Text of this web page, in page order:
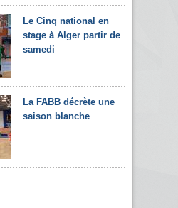
Le Cinq national en
stage à Alger partir de
samedi
La FABB décrète une
saison blanche